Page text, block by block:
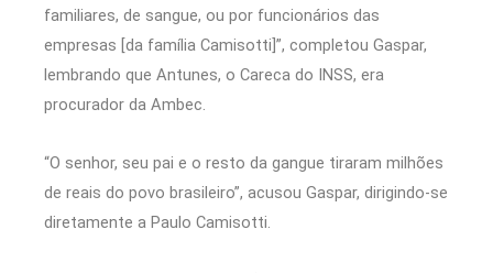
familiares, de sangue, ou por funcionários das
empresas [da família Camisotti]”, completou Gaspar,
lembrando que Antunes, o Careca do INSS, era
procurador da Ambec.
“O senhor, seu pai e o resto da gangue tiraram milhões
de reais do povo brasileiro”, acusou Gaspar, dirigindo-se
diretamente a Paulo Camisotti.